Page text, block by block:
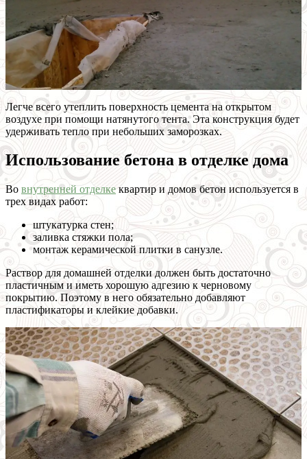
Легче всего утеплить поверхность цемента на открытом
воздухе при помощи натянутого тента. Эта конструкция будет
удерживать тепло при небольших заморозках.
Использование бетона в отделке дома
Во внутренней отделкеквартир и домов бетон используется в
трех видах работ:
штукатурка стен;
заливка стяжки пола;
монтаж керамической плитки в санузле.
Раствор для домашней отделки должен быть достаточно
пластичным и иметь хорошую адгезию к черновому
покрытию. Поэтому в него обязательно добавляют
пластификаторы и клейкие добавки.